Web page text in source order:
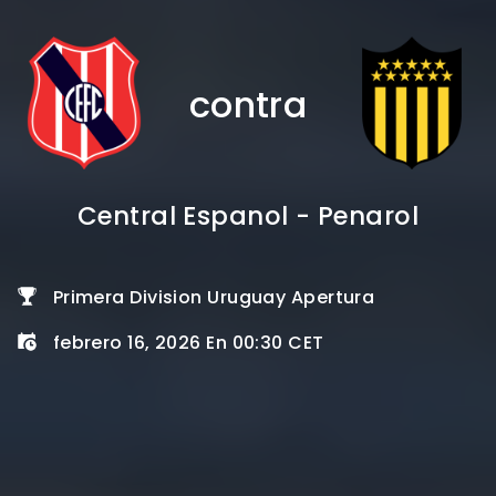
contra
Central Espanol - Penarol
Primera Division Uruguay Apertura
febrero 16, 2026 En 00:30 CET